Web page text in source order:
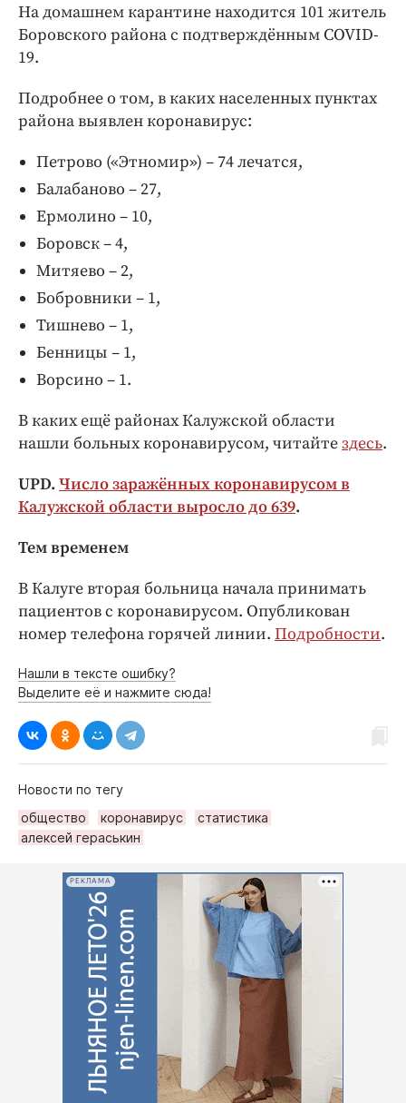
На домашнем карантине находится 101 житель
Боровского района с подтверждённым COVID-
19.
Подробнее о том, в каких населенных пунктах
района выявлен коронавирус:
Петрово («Этномир») – 74 лечатся,
Балабаново – 27,
Ермолино – 10,
Боровск – 4,
Митяево – 2,
Бобровники – 1,
Тишнево – 1,
Бенницы – 1,
Ворсино – 1.
В каких ещё районах Калужской области
нашли больных коронавирусом, читайтездесь.
UPD. Число заражённых коронавирусом в
Калужской области выросло до 639.
Тем временем
В Калуге вторая больница начала принимать
пациентов с коронавирусом. Опубликован
номер телефона горячей линии. Подробности.
Нашли в тексте ошибку?
Выделите её и нажмите сюда!
Новости по тегу
общество
коронавирус
статистика
алексей гераськин
РЕКЛАМА